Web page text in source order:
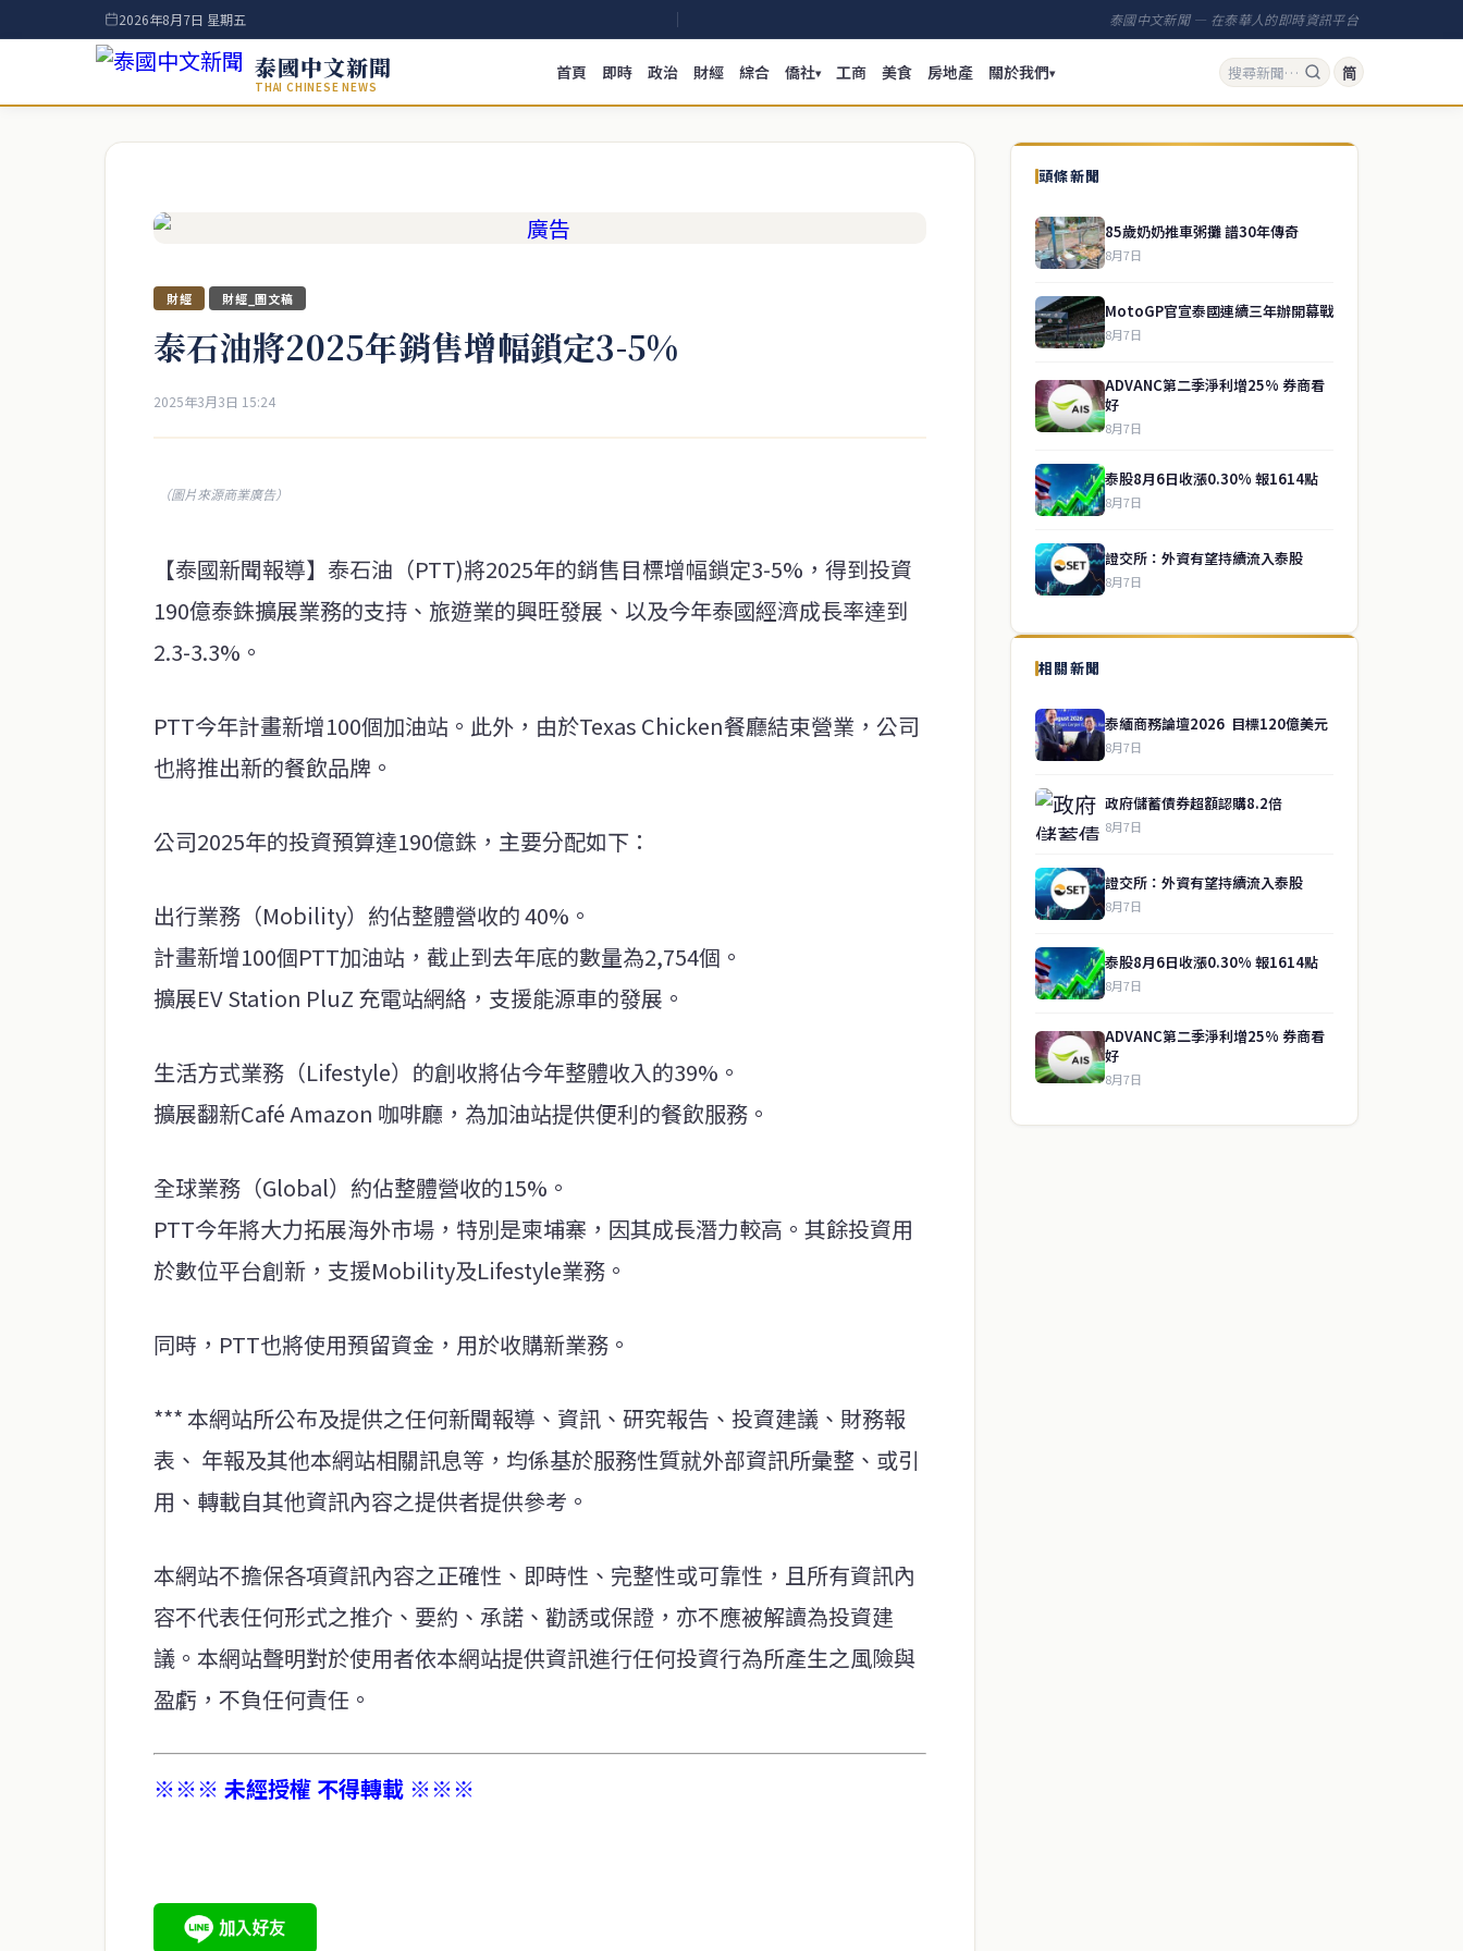
2026年8月7日 星期五 泰國中文新聞 — 在泰華人的即時資訊平台
泰國中文新聞
THAI CHINESE NEWS
首頁 即時 政治 財經 綜合 僑社▾ 工商 美食 房地產 關於我們▾ 简
財經 財經_圖文稿
泰石油將2025年銷售增幅鎖定3-5%
2025年3月3日 15:24
（圖片來源商業廣告）
【泰國新聞報導】泰石油（PTT)將2025年的銷售目標增幅鎖定3-5%，得到投資
190億泰銖擴展業務的支持、旅遊業的興旺發展、以及今年泰國經濟成長率達到
2.3-3.3%。
PTT今年計畫新增100個加油站。此外，由於Texas Chicken餐廳結束營業，公司
也將推出新的餐飲品牌。
公司2025年的投資預算達190億銖，主要分配如下：
出行業務（Mobility）約佔整體營收的 40%。
計畫新增100個PTT加油站，截止到去年底的數量為2,754個。
擴展EV Station PluZ 充電站網絡，支援能源車的發展。
生活方式業務（Lifestyle）的創收將佔今年整體收入的39%。
擴展翻新Café Amazon 咖啡廳，為加油站提供便利的餐飲服務。
全球業務（Global）約佔整體營收的15%。
PTT今年將大力拓展海外市場，特別是柬埔寨，因其成長潛力較高。其餘投資用
於數位平台創新，支援Mobility及Lifestyle業務。
同時，PTT也將使用預留資金，用於收購新業務。
*** 本網站所公布及提供之任何新聞報導、資訊、研究報告、投資建議、財務報
表、 年報及其他本網站相關訊息等，均係基於服務性質就外部資訊所彙整、或引
用、轉載自其他資訊內容之提供者提供參考。
本網站不擔保各項資訊內容之正確性、即時性、完整性或可靠性，且所有資訊內
容不代表任何形式之推介、要約、承諾、勸誘或保證，亦不應被解讀為投資建
議。本網站聲明對於使用者依本網站提供資訊進行任何投資行為所產生之風險與
盈虧，不負任何責任。
※※※ 未經授權 不得轉載 ※※※
頭條新聞
85歲奶奶推車粥攤 譜30年傳奇
8月7日
MotoGP官宣泰國連續三年辦開幕戰
8月7日
ADVANC第二季淨利增25% 券商看
好
8月7日
泰股8月6日收漲0.30% 報1614點
8月7日
證交所：外資有望持續流入泰股
8月7日
相關新聞
泰緬商務論壇2026 目標120億美元
8月7日
政府儲蓄債券超額認購8.2倍
8月7日
證交所：外資有望持續流入泰股
8月7日
泰股8月6日收漲0.30% 報1614點
8月7日
ADVANC第二季淨利增25% 券商看
好
8月7日